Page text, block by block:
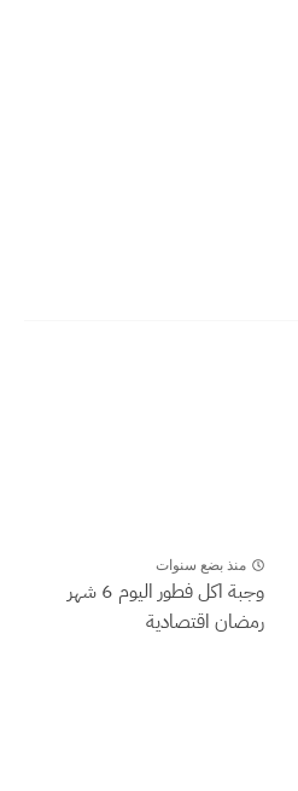
منذ بضع سنوات
وجبة اكل فطور اليوم 6 شهر
رمضان اقتصادية